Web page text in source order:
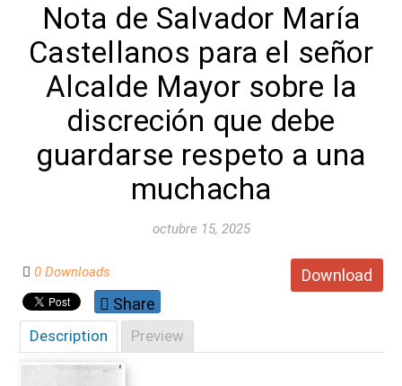
Nota de Salvador María
Castellanos para el señor
Alcalde Mayor sobre la
discreción que debe
guardarse respeto a una
muchacha
octubre 15, 2025
Download
0 Downloads
Share
Description Preview